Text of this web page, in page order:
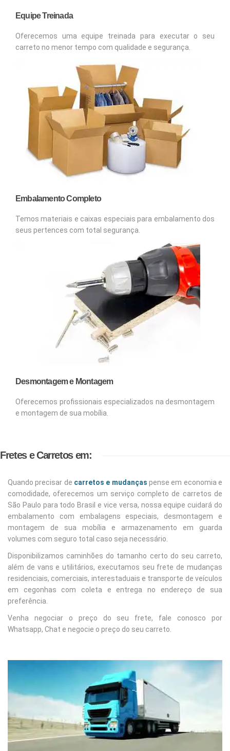
Equipe Treinada
Oferecemos uma equipe treinada para executar o seu
carreto no menor tempo com qualidade e segurança.
Embalamento Completo
Temos materiais e caixas especiais para embalamento dos
seus pertences com total segurança.
Desmontagem e Montagem
Oferecemos profissionais especializados na desmontagem
e montagem de sua mobília.
Fretes e Carretos em:
Quando precisar de carretos e mudanças pense em economia e
comodidade, oferecemos um serviço completo de carretos de
São Paulo para todo Brasil e vice versa, nossa equipe cuidará do
embalamento com embalagens especiais, desmontagem e
montagem de sua mobília e armazenamento em guarda
volumes com seguro total caso seja necessário.
Disponibilizamos caminhões do tamanho certo do seu carreto,
além de vans e utilitários, executamos seu frete de mudanças
residenciais, comerciais, interestaduais e transporte de veículos
em cegonhas com coleta e entrega no endereço de sua
preferência.
Venha negociar o preço do seu frete, fale conosco por
Whatsapp, Chat e negocie o preço do seu carreto.